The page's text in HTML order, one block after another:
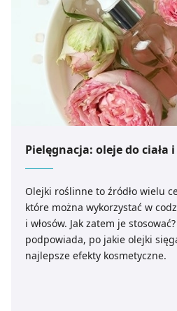
Pielęgnacja: oleje do ciała
Olejki roślinne to źródło wielu
które można wykorzystać w
i włosów. Jak zatem je
podpowiada, po jakie olejki
najlepsze efekty kosmetyczne.